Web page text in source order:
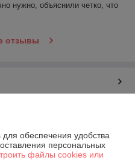
нужно, объяснили четко, что
отзывы
обеспечения удобства
персональных
файлы cookies или